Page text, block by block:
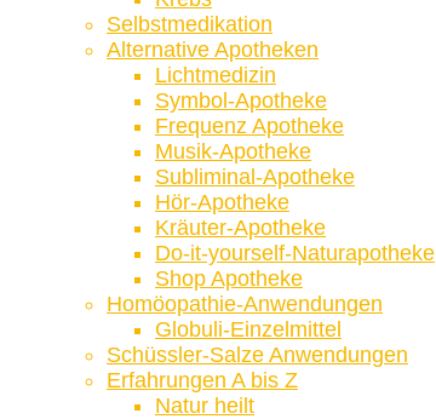
Selbstmedikation
Alternative Apotheken
Lichtmedizin
Symbol-Apotheke
Frequenz Apotheke
Musik-Apotheke
Subliminal-Apotheke
Hör-Apotheke
Kräuter-Apotheke
Do-it-yourself-Naturapotheke
Shop Apotheke
Homöopathie-Anwendungen
Globuli-Einzelmittel
Schüssler-Salze Anwendungen
Erfahrungen A bis Z
Natur heilt